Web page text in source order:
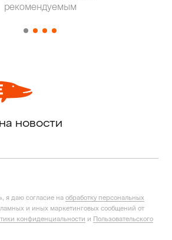
рекомендуемым
новости
я даю согласие на обработку персональных
и иных маркетинговых сообщений от
конфиденциальности и Пользовательского